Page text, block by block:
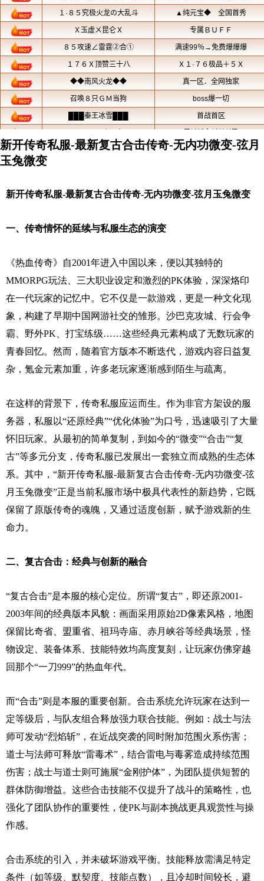
新开传奇私服-最新复古合击传奇-无内功微变-弦月
玉兔微变
新开传奇私服-最新复古合击传奇-无内功微变-弦月玉兔微变
一、传奇情怀的延续与私服生态的演变
《热血传奇》自2001年进入中国以来，便以其独特的
MMORPG玩法、三大职业设定和激烈的PK体验，深深烙印
在一代玩家的记忆中。它不仅是一款游戏，更是一种文化现
象，构建了早期中国网游社交的雏形。沙巴克攻城、行会争
霸、野外PK、打宝练级……这些经典元素构成了无数玩家的
青春回忆。然而，随着官方版本不断迭代，游戏内容日益复
杂，氪金元素加重，许多老玩家逐渐感到陌生与疏离。
在这样的背景下，传奇私服应运而生。作为非官方架设的服
务器，私服以“还原经典”“优化体验”为口号，迅速吸引了大量
怀旧玩家。从最初的简单复制，到如今的“微变”“合击”“复
古”等多元分支，传奇私服已发展出一套独立而成熟的生态体
系。其中，“新开传奇私服-最新复古合击传奇-无内功微变-弦
月玉兔微变”正是当前私服市场中极具代表性的新趋势，它既
保留了原版传奇的魂魄，又通过适度创新，赋予游戏新的生
命力。
二、复古合击：经典与创新的融合
“复古合击”是本服的核心定位。所谓“复古”，即还原2001-
2003年间的经典版本风貌：画面采用原始2D像素风格，地图
保留比奇省、盟重省、祖玛寺庙、赤月峡谷等经典场景，怪
物设定、装备体系、技能特效均高度复刻，让玩家仿佛穿越
回那个“一刀999”的热血年代。
而“合击”则是本服的重要创新。合击系统允许玩家在达到一
定等级后，与队友组合释放强力联合技能。例如：战士与法
师可发动“烈焰斩”，在近战突袭的同时附加范围火系伤害；
道士与法师可释放“雷毒术”，结合雷电与毒雾造成持续范围
伤害；战士与道士则可施展“金刚护体”，为团队提供短暂的
群体防御增益。这些合击技能不仅提升了战斗的策略性，也
强化了团队协作的重要性，使PK与副本挑战更具观赏性与操
作感。
合击系统的引入，并未破坏游戏平衡。技能释放需满足特定
条件（如等级、默契度、技能点数），且冷却时间较长，避